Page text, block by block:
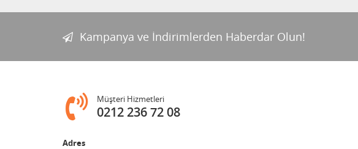
Kampanya ve İndirimlerden Haberdar Olun!
Müşteri Hizmetleri
0212 236 72 08
Adres